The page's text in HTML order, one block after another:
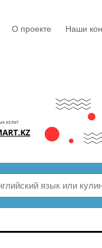
О проекте Наши